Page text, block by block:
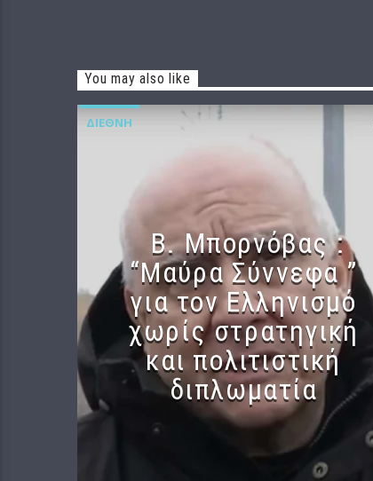
You may also like
ΔΙΕΘΝΉ
B. Μπορνόβας :
“Μαύρα Σύννεφα ”
για τον Ελληνισμό
χωρίς στρατηγική
και πολιτιστική
διπλωματία